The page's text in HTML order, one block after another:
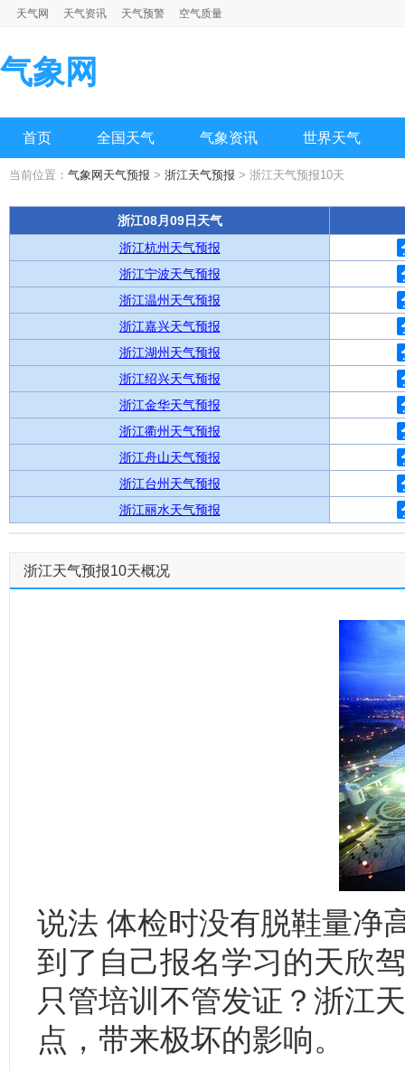
天气网 天气资讯 天气预警 空气质量
气象网
首页 全国天气 气象资讯 世界天气
当前位置： 气象网天气预报 > 浙江天气预报 > 浙江天气预报10天
浙江08月09日天气
浙江杭州天气预报
浙江宁波天气预报
浙江温州天气预报
浙江嘉兴天气预报
浙江湖州天气预报
浙江绍兴天气预报
浙江金华天气预报
浙江衢州天气预报
浙江舟山天气预报
浙江台州天气预报
浙江丽水天气预报
浙江天气预报10天概况
说法 体检时没有脱鞋量净
到了自己报名学习的天欣
只管培训不管发证？浙江
点，带来极坏的影响。